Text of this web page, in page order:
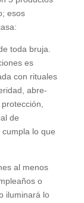
esos
toda bruja.
es
con rituales
abre-
de
lo que
al menos
o
iluminará lo